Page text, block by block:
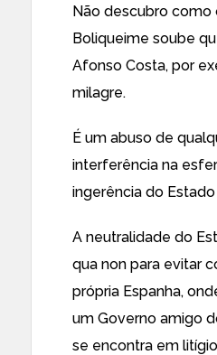
Não descubro como
Boliqueime soube
Afonso Costa, por
milagre.
É um abuso de
interferência na
ingerência do
A neutralidade do
qua non para evitar
própria Espanha,
um Governo amigo
se encontra em